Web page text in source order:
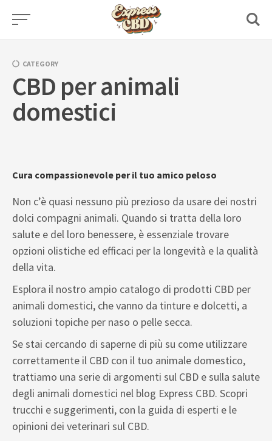
Skip
CATEGORY
CBD per animali
domestici
Cura compassionevole per il tuo amico peloso
Non c’è quasi nessuno più prezioso da usare dei nostri
dolci compagni animali. Quando si tratta della loro
salute e del loro benessere, è essenziale trovare
opzioni olistiche ed efficaci per la longevità e la qualità
della vita.
Esplora il nostro ampio catalogo di prodotti CBD per
animali domestici, che vanno da tinture e dolcetti, a
soluzioni topiche per naso o pelle secca.
Se stai cercando di saperne di più su come utilizzare
correttamente il CBD con il tuo animale domestico,
trattiamo una serie di argomenti sul CBD e sulla salute
degli animali domestici nel blog Express CBD. Scopri
trucchi e suggerimenti, con la guida di esperti e le
opinioni dei veterinari sul CBD.